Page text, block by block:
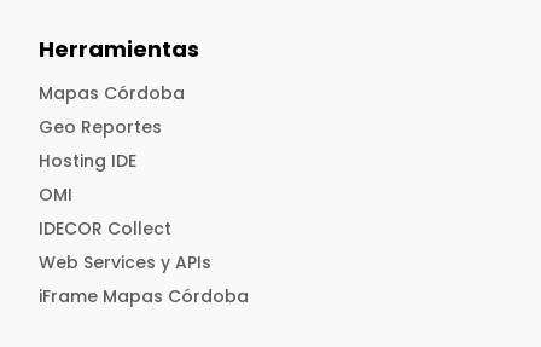
Herramientas
Mapas Córdoba
Geo Reportes
Hosting IDE
OMI
IDECOR Collect
Web Services y APIs
iFrame Mapas Córdoba